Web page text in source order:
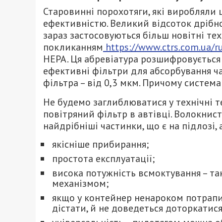
Старовинні порохотяги, які
ефективністю. Великий відсоток
зараз застосовуються більш новітні
покликанням https://www.ctrs.com.ua/
HEPA. Ця абревіатура
ефективні фільтри для абсорбування
фільтра – від 0,3 мкм. Причому
Не будемо заглиблюватися у технічні
повітряний фільтр в автівці.
найдрібніші частинки, що є на
якісніше прибирання;
простота експлуатації;
висока потужність всмоктування –
механізмом;
якщо у контейнер ненароком
дістати, й не доведеться